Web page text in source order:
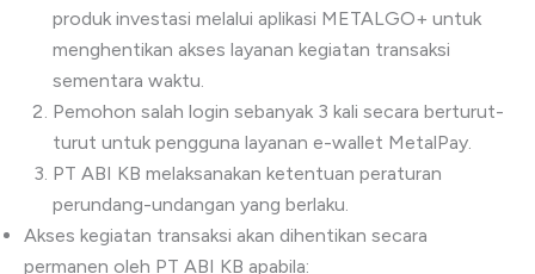
produk investasi melalui aplikasi METALGO+ untuk
menghentikan akses layanan kegiatan transaksi
sementara waktu.
Pemohon salah login sebanyak 3 kali secara berturut-
turut untuk pengguna layanan e-wallet MetalPay.
PT ABI KB melaksanakan ketentuan peraturan
perundang-undangan yang berlaku.
Akses kegiatan transaksi akan dihentikan secara
permanen oleh PT ABI KB apabila: